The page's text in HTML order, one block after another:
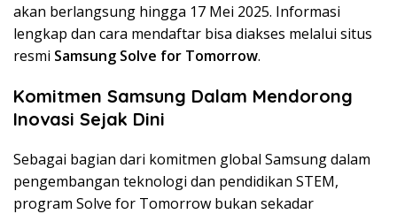
akan berlangsung hingga 17 Mei 2025. Informasi
lengkap dan cara mendaftar bisa diakses melalui situs
resmi Samsung Solve for Tomorrow.
Komitmen Samsung Dalam Mendorong
Inovasi Sejak Dini
Sebagai bagian dari komitmen global Samsung dalam
pengembangan teknologi dan pendidikan STEM,
program Solve for Tomorrow bukan sekadar